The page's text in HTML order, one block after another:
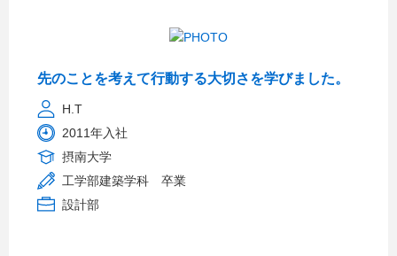
先のことを考えて行動する大切さを学びました。
H.T
2011年入社
摂南大学
工学部建築学科 卒業
設計部